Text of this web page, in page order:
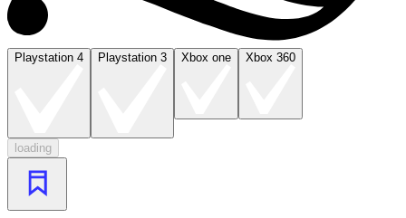
Playstation 4 Playstation 3 Xbox one Xbox 360
loading